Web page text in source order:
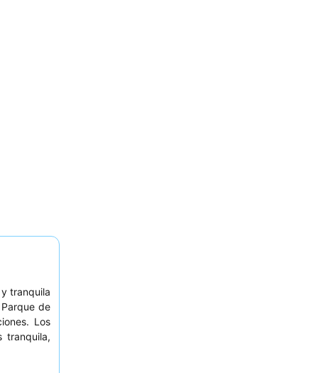
tranquila
de
Los
tranquila,